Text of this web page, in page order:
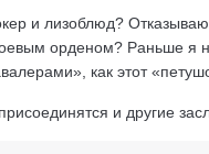
и лизоблюд?
орденом? Раньше я
как этот
и другие